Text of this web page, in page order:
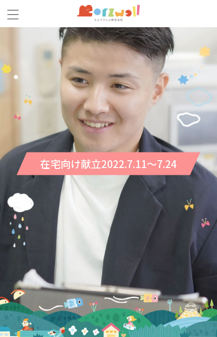
在宅向け献立2022.7.11～7.24